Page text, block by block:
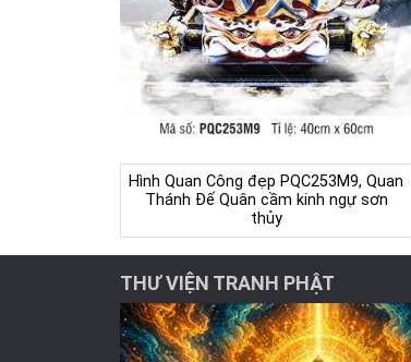
Hình Quan Công đẹp PQC253M9, Quan
Thánh Đế Quân cầm kinh ngự sơn
thủy
THƯ VIỆN TRANH PHẬT